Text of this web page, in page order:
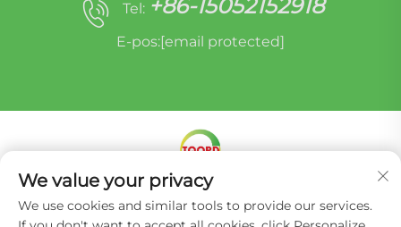
Tel: +86-15052152918
E-pos:[email protected]
Kopiereg © Miracle Oruide (Guangzhou) Outodele
Herontwikkelings (Edms) Bpk. - Privatheidbeleid
We value your privacy
We use cookies and similar tools to provide our services.